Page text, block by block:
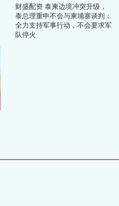
财盛配资 泰柬边境冲突升级，
泰总理重申不会与柬埔寨谈判：
全力支持军事行动，不会要求军
队停火